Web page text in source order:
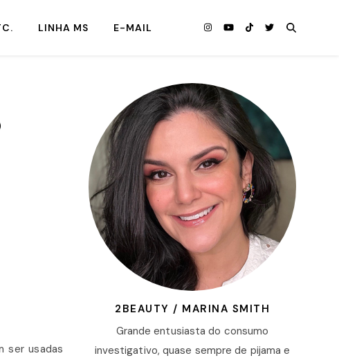
LINHA MS E-MAIL
ser usadas
2BEAUTY / MARINA SMITH
Grande entusiasta do consumo
investigativo, quase sempre de pijama e